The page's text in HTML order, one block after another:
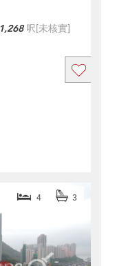
1,268呎[未核實]
4 3